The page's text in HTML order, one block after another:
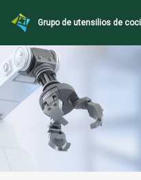
Grupo de utensilios de